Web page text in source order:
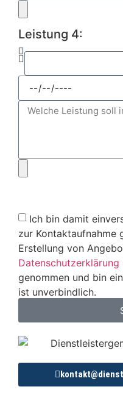
Leistung 4:
Ich bin damit
zur Kontaktaufnahme
Erstellung von
Datenschutzerklärung
genommen und bin
ist unverbindlich.